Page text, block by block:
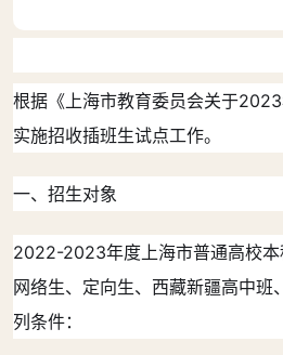
根据《上海市教育委员会关于
实施招收插班生试点工作。
一、招生对象
2022-2023年度上海市普通高校本
网络生、定向生、西藏新疆高中
列条件：